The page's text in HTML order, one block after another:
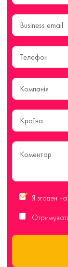
Країна
Я згоден на